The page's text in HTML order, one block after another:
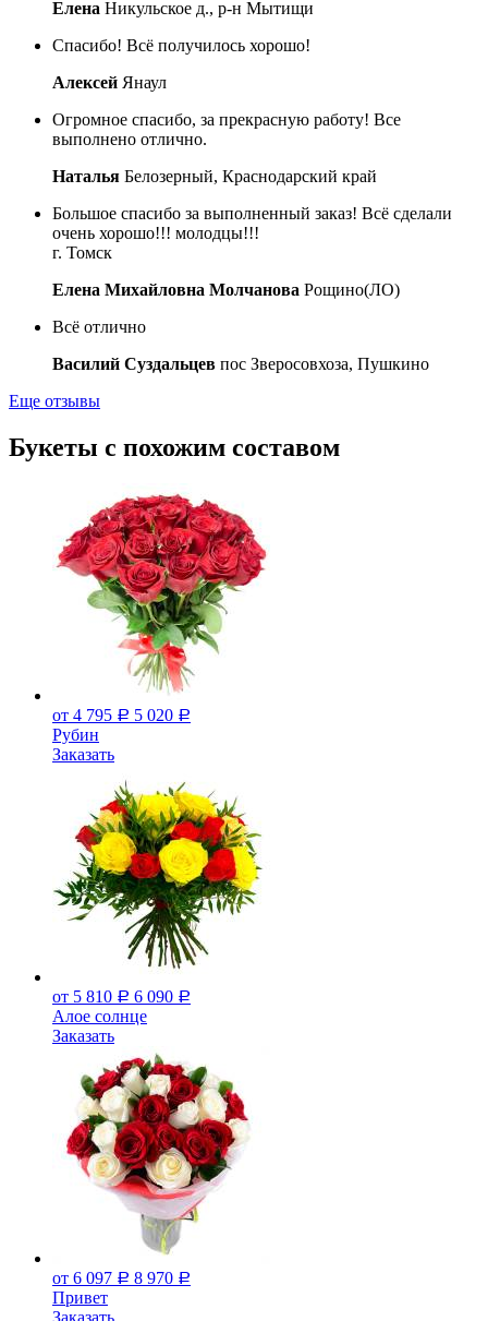
Елена Никульское д., р-н Мытищи
Спасибо! Всё получилось хорошо!
Алексей Янаул
Огромное спасибо, за прекрасную работу! Все
выполнено отлично.
Наталья Белозерный, Краснодарский край
Большое спасибо за выполненный заказ! Всё сделали
очень хорошо!!! молодцы!!!
г. Томск
Елена Михайловна Молчанова Рощино(ЛО)
Всё отлично
Василий Суздальцев пос Зверосовхоза, Пушкино
Еще отзывы
Букеты с похожим составом
от 4 795 Р 5 020 Р
Рубин
Заказать
от 5 810 Р 6 090 Р
Алое солнце
Заказать
от 6 097 Р 8 970 Р
Привет